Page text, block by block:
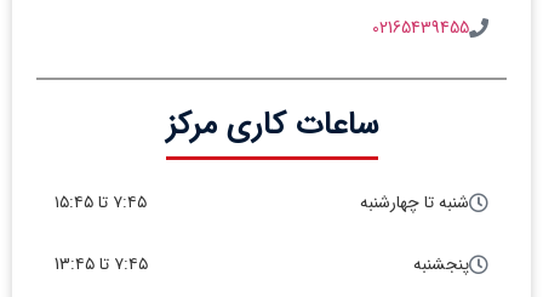
02165439455
ساعات کاری مرکز
شنبه تا چهارشنبه ۷:۴۵ تا ۱۵:۴۵
پنجشنبه ۷:۴۵ تا 13:۴۵